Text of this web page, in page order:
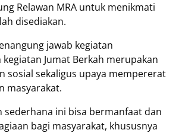
Relawan MRA untuk menikmati
disediakan.
jawab kegiatan
kegiatan Jumat Berkah merupakan
sosial sekaligus upaya mempererat
masyarakat.
sederhana ini bisa bermanfaat dan
bagi masyarakat, khususnya